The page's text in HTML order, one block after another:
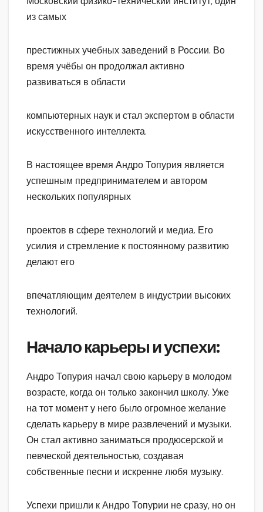
из самых
престижных учебных заведений в России. Во
время учёбы он продолжал активно
развиваться в области
компьютерных наук и стал экспертом в области
искусственного интеллекта.
В настоящее время Андро Топурия является
успешным предпринимателем и автором
нескольких популярных
проектов в сфере технологий и медиа. Его
усилия и стремление к постоянному развитию
делают его
впечатляющим деятелем в индустрии высоких
технологий.
Начало карьеры и успехи:
Андро Топурия начал свою карьеру в молодом
возрасте, когда он только закончил школу. Уже
на тот момент у него было огромное желание
сделать карьеру в мире развлечений и музыки.
Он стал активно заниматься продюсерской и
певческой деятельностью, создавая
собственные песни и искренне любя музыку.
Успехи пришли к Андро Топурии не сразу, но он